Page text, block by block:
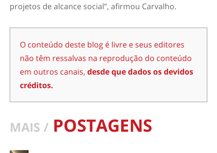
projetos de alcance social”, afirmou Carvalho.
O conteúdo deste blog é livre e seus editores
não têm ressalvas na reprodução do conteúdo
em outros canais, desde que dados os devidos
créditos.
MAIS / POSTAGENS